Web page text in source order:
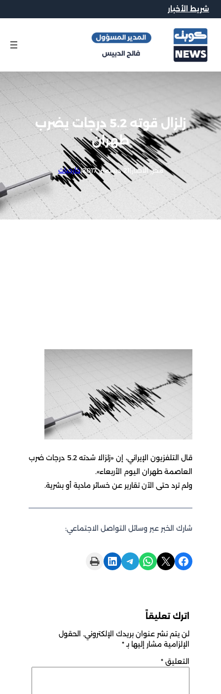
شريط الأخبار
زلزال قوته 5.2 درجات يضرب
طهران
محرر الاخبار|21 ديسمبر, 2017 |خارجيات
قال التلفزيون الإيراني، إن «زلزالا شدته 5.2 درجات ضرب
العاصمة طهران اليوم الأربعاء».
ولم ترد حتى الآن تقارير عن خسائر مادية أو بشرية.
شارك الخبر عبر وسائل التواصل الاجتماعي:
Share on Facebook
Share on X
Share on WhatsApp
Share on Telegram
Share on LinkedIn
Print this Page
اترك تعليقاً
لن يتم نشر عنوان بريدك الإلكتروني. الحقول
الإلزامية مشار إليها بـ*
التعليق *